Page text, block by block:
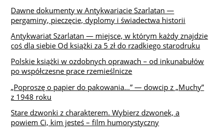
Dawne dokumenty w Antykwariacie Szarlatan —
pergaminy, pieczęcie, dyplomy i świadectwa historii
Antykwariat Szarlatan — miejsce, w którym każdy znajdzie
coś dla siebie Od książki za 5 zł do rzadkiego starodruku
Polskie książki w ozdobnych oprawach – od inkunabułów
po współczesne prace rzemieślnicze
„Poproszę o papier do pakowania…” — dowcip z „Muchy”
z 1948 roku
Stare dzwonki z charakterem. Wybierz dzwonek, a
powiem Ci, kim jesteś – film humorystyczny